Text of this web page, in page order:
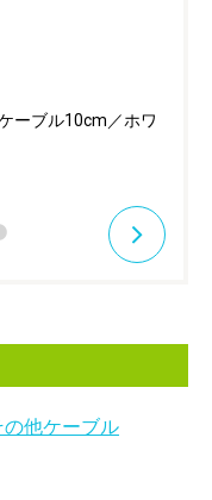
ーブル10cm／ホワ
の他ケーブル